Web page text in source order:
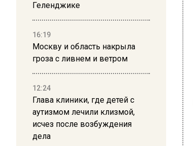
Геленджике
16:19
Москву и область накрыла
гроза с ливнем и ветром
12:24
Глава клиники, где детей с
аутизмом лечили клизмой,
исчез после возбуждения
дела